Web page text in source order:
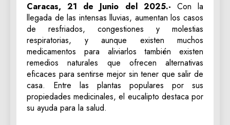
Caracas, 21 de Junio del 2025.- Con la
llegada de las intensas lluvias, aumentan los casos
de resfriados, congestiones y molestias
respiratorias, y aunque existen muchos
medicamentos para aliviarlos también existen
remedios naturales que ofrecen alternativas
eficaces para sentirse mejor sin tener que salir de
casa. Entre las plantas populares por sus
propiedades medicinales, el eucalipto destaca por
su ayuda para la salud.